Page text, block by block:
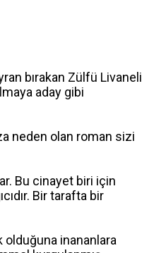
bırakan Zülfü Livaneli
aday gibi
neden olan roman sizi
Bu cinayet biri için
Bir tarafta bir
olduğuna inananlara